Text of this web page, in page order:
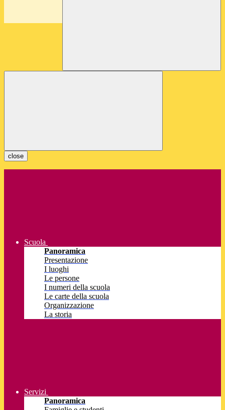
close
Scuola
Panoramica
Presentazione
I luoghi
Le persone
I numeri della scuola
Le carte della scuola
Organizzazione
La storia
Servizi
Panoramica